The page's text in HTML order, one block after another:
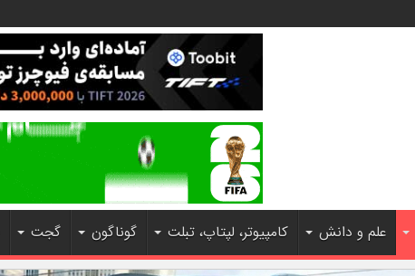
علم و دانش کامپیوتر، لپتاپ، تبلت گوناگون گجت